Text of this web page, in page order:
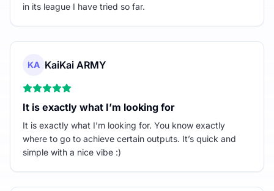
in its league I have tried so far.
KA KaiKai ARMY
It is exactly what I’m looking for
It is exactly what I’m looking for. You know exactly
where to go to achieve certain outputs. It’s quick and
simple with a nice vibe :)